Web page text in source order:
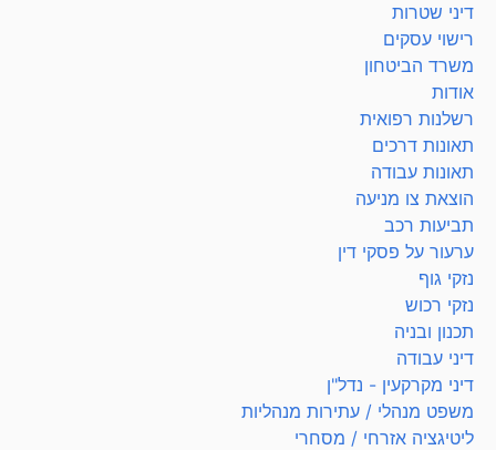
דיני שטרות
רישוי עסקים
משרד הביטחון
אודות
רשלנות רפואית
תאונות דרכים
תאונות עבודה
הוצאת צו מניעה
תביעות רכב
ערעור על פסקי דין
נזקי גוף
נזקי רכוש
תכנון ובניה
דיני עבודה
דיני מקרקעין - נדל"ן
משפט מנהלי / עתירות מנהליות
ליטיגציה אזרחי / מסחרי